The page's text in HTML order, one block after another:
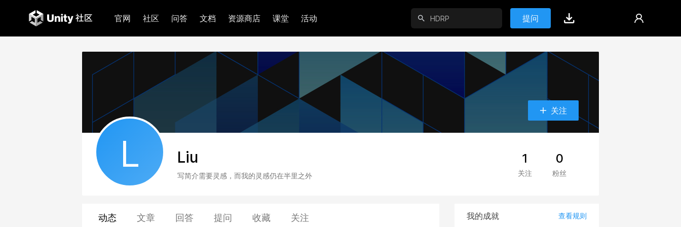
官网 社区 问答 文档 资源商店 课堂 活动 提问
关注
L Liu
写简介需要灵感，而我的灵感仍在半里之外
1
关注
0
粉丝
动态 文章 回答 提问 收藏 关注 我的成就 查看规则